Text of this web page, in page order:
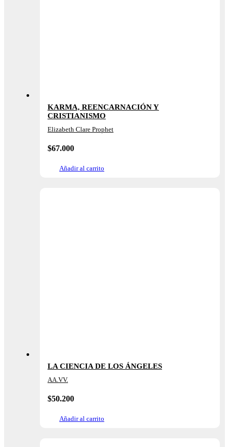
KARMA, REENCARNACIÓN Y
CRISTIANISMO
Elizabeth Clare Prophet
$67.000
Añadir al carrito
LA CIENCIA DE LOS ÁNGELES
AA.VV.
$50.200
Añadir al carrito